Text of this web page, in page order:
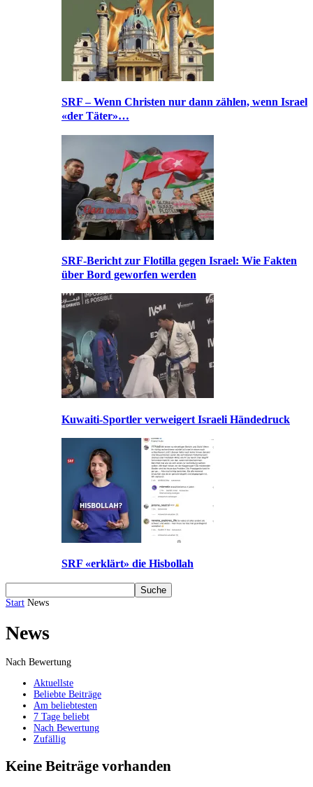
SRF – Wenn Christen nur dann zählen, wenn Israel
«der Täter»…
SRF-Bericht zur Flotilla gegen Israel: Wie Fakten
über Bord geworfen werden
Kuwaiti-Sportler verweigert Israeli Händedruck
SRF «erklärt» die Hisbollah
Start News
News
Nach Bewertung
Aktuellste
Beliebte Beiträge
Am beliebtesten
7 Tage beliebt
Nach Bewertung
Zufällig
Keine Beiträge vorhanden